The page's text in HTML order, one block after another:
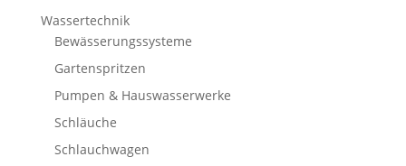
Wassertechnik
Bewässerungssysteme
Gartenspritzen
Pumpen & Hauswasserwerke
Schläuche
Schlauchwagen